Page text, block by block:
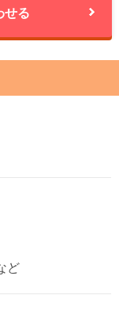
せる
ど